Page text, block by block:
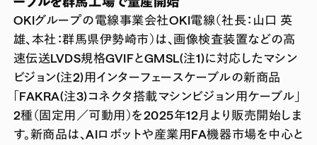
OKIグループの電線事業会社OKI電線（社長：山口 英
雄、本社：群馬県伊勢崎市）は、画像検査装置などの高
速伝送LVDS規格GVIFとGMSL(注1)に対応したマシン
ビジョン(注2)用インターフェースケーブルの新商品
「FAKRA(注3)コネクタ搭載マシンビジョン用ケーブル」
2種（固定用／可動用）を2025年12月より販売開始しま
す。新商品は、AIロボットや産業用FA機器市場を中心と